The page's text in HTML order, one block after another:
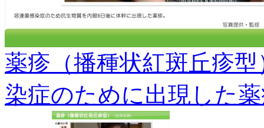
薬疹（播種状紅斑丘疹
染症のために出現した